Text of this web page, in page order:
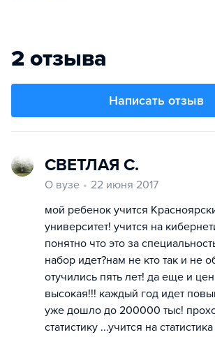
2 отзыва
Написать отзыв
СВЕТЛАЯ С.
О вузе
22 июня 2017
мой ребенок учится
университет! учится на
понятно что это за
набор идет?нам не кто так и не
отучились пять лет! да еще и
высокая!!! каждый год идет
уже дошло до 200000 тыс!
статистику ...учится на